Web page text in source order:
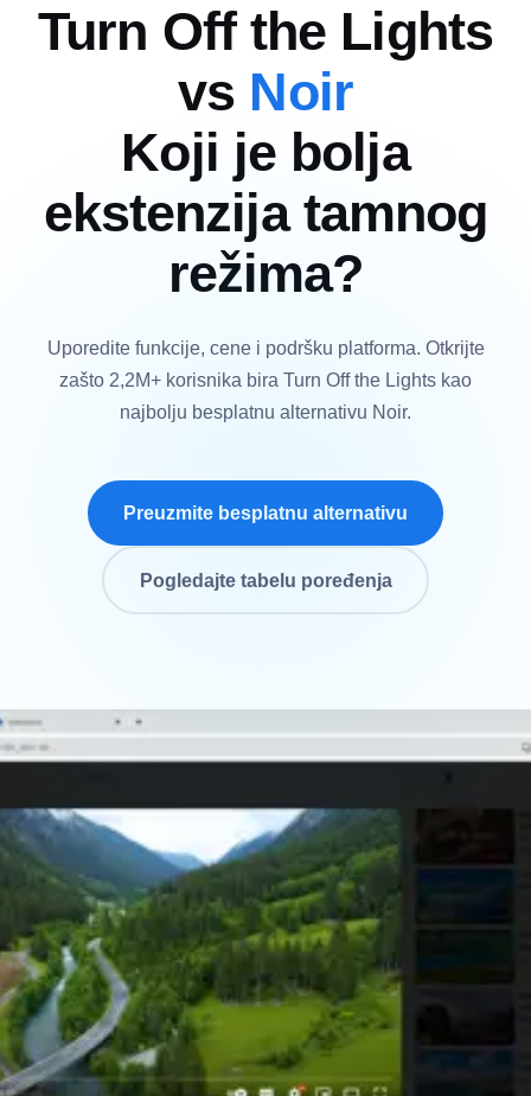
Turn Off the Lights
vs Noir
Koji je bolja
ekstenzija tamnog
režima?
Uporedite funkcije, cene i podršku platforma. Otkrijte
zašto 2,2M+ korisnika bira Turn Off the Lights kao
najbolju besplatnu alternativu Noir.
Preuzmite besplatnu alternativu
Pogledajte tabelu poređenja